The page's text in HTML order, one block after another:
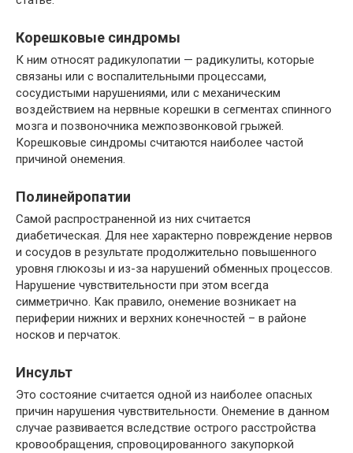
Корешковые синдромы
К ним относят радикулопатии — радикулиты, которые
связаны или с воспалительными процессами,
сосудистыми нарушениями, или с механическим
воздействием на нервные корешки в сегментах спинного
мозга и позвоночника межпозвонковой грыжей.
Корешковые синдромы считаются наиболее частой
причиной онемения.
Полинейропатии
Самой распространенной из них считается
диабетическая. Для нее характерно повреждение нервов
и сосудов в результате продолжительно повышенного
уровня глюкозы и из-за нарушений обменных процессов.
Нарушение чувствительности при этом всегда
симметрично. Как правило, онемение возникает на
периферии нижних и верхних конечностей – в районе
носков и перчаток.
Инсульт
Это состояние считается одной из наиболее опасных
причин нарушения чувствительности. Онемение в данном
случае развивается вследствие острого расстройства
кровообращения, спровоцированного закупоркой